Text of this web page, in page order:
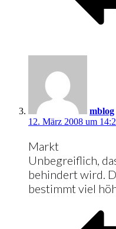
mblog
12. März 2008 um
Markt
Unbegreiflich,
behindert wird.
bestimmt viel